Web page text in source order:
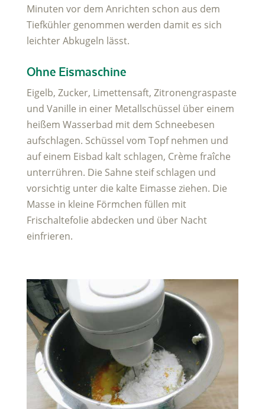
Minuten vor dem Anrichten schon aus dem
Tiefkühler genommen werden damit es sich
leichter Abkugeln lässt.
Ohne Eismaschine
Eigelb, Zucker, Limettensaft, Zitronengraspaste
und Vanille in einer Metallschüssel über einem
heißem Wasserbad mit dem Schneebesen
aufschlagen. Schüssel vom Topf nehmen und
auf einem Eisbad kalt schlagen, Crème fraîche
unterrühren. Die Sahne steif schlagen und
vorsichtig unter die kalte Eimasse ziehen. Die
Masse in kleine Förmchen füllen mit
Frischaltefolie abdecken und über Nacht
einfrieren.